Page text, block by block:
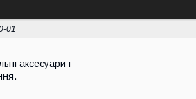
01
аксесуари і